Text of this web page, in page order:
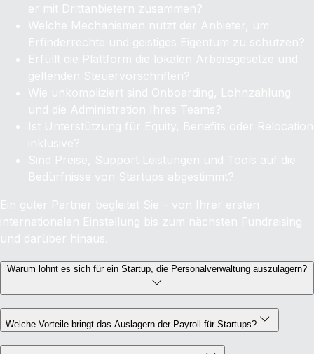
er mit Drittanbietern zusammen?
Welche Mechanismen nutzt der Anbieter, um
Erfinderrechte und geistiges Eigentum zu schützen?
Erfüllt die Plattform die lokalen Arbeitsgesetze und
geltenden Steuervorschriften?
Wie unkompliziert sind Onboarding, Lohnzahlung
und die Administration Ihres Teams?
Ist Unterstützung für Equity, Benefits oder Relocation
inklusive?
Sind Preise, Support‑Leistungen und Tools auf die
Bedürfnisse von Startups abgestimmt?
Ein guter Partner begleitet Sie – von Ihrer ersten
internationalen Einstellung bis zum nächsten Fundraising
und darüber hinaus.
Warum lohnt es sich für ein Startup, die Personalverwaltung auszulagern?
Welche Vorteile bringt das Auslagern der Payroll für Startups?